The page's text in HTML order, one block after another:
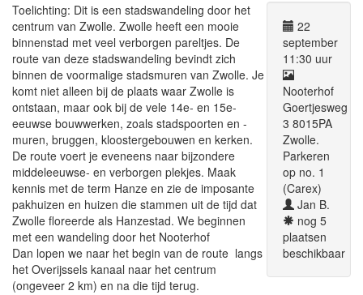
22
september
11:30 uur
Nooterhof
Goertjesweg
3 8015PA
Zwolle.
Parkeren
op no. 1
(Carex)
Jan B.
nog 5
plaatsen
beschikbaar
Toelichting: Dit is een stadswandeling door het
centrum van Zwolle. Zwolle heeft een mooie
binnenstad met veel verborgen pareltjes. De
route van deze stadswandeling bevindt zich
binnen de voormalige stadsmuren van Zwolle. Je
komt niet alleen bij de plaats waar Zwolle is
ontstaan, maar ook bij de vele 14e- en 15e-
eeuwse bouwwerken, zoals stadspoorten en -
muren, bruggen, kloostergebouwen en kerken.
De route voert je eveneens naar bijzondere
middeleeuwse- en verborgen plekjes. Maak
kennis met de term Hanze en zie de imposante
pakhuizen en huizen die stammen uit de tijd dat
Zwolle floreerde als Hanzestad. We beginnen
met een wandeling door het Nooterhof
Dan lopen we naar het begin van de route langs
het Overijssels kanaal naar het centrum
(ongeveer 2 km) en na die tijd terug.